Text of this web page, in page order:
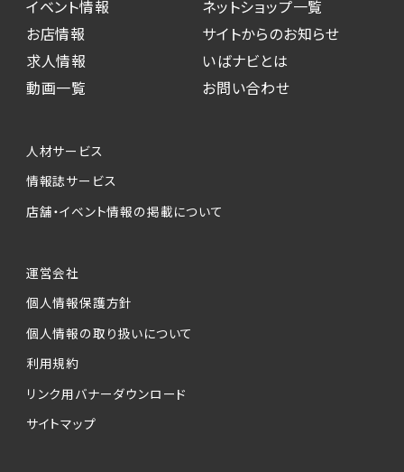
イベント情報
お店情報
求人情報
動画一覧
ネットショップ一覧
サイトからのお知らせ
いばナビとは
お問い合わせ
人材サービス
情報誌サービス
店舗・イベント情報の掲載について
運営会社
個人情報保護方針
個人情報の取り扱いについて
利用規約
リンク用バナーダウンロード
サイトマップ